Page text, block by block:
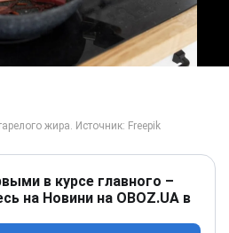
в курсе главного –
на Новини на OBOZ.UA в